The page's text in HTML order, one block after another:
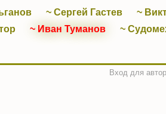
~ Сергей Гастев
~
~ Иван Туманов
~
Вход для